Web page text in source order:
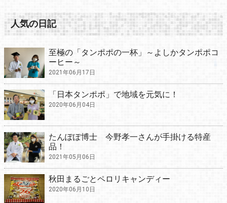
人気の日記
至極の「タンポポの一杯」～よしかタンポポコ
ーヒー～
2021年06月17日
「日本タンポポ」で地域を元気に！
2020年06月04日
たんぽぽ博士 今野孝一さんが手掛ける特産
品！
2021年05月06日
秋田まるごとペロリキャンディー
2020年06月10日